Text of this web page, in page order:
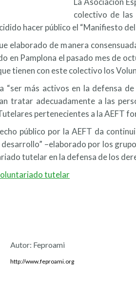
colectivo de las
hacer público el “Manifiesto
elaborado de manera
en Pamplona el pasado mes de
tienen con este colectivo los
“ser más activos en la defensa
tratar adecuadamente a las
pertenecientes a la AEFT
público por la AEFT da
–elaborado por los
tutelar en la defensa de los
tutelar
Autor: Feproami
http://www.feproami.org